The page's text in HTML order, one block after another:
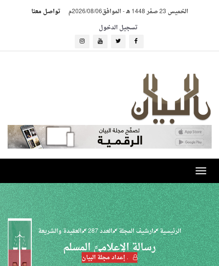
الخميس 23 صفر 1448 هـ -الموافق2026/08/06م
تواصل معنا
تسجيل الدخول
Toggle
navigation
الرئيسية ارشيف المجلة العدد 287 العقيدة والشريعة
رسالة الإعلاميِّ المسلم
. إعداد مجلة البيان